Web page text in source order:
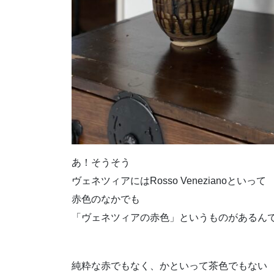
あ！そうそう
ヴェネツィアにはRosso Venezianoといって
赤色のなかでも
「ヴェネツィアの赤色」というものがあるん
純粋な赤でもなく、かといって茶色でもない